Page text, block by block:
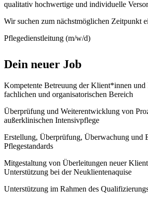
qualitativ hochwertige und individuelle
Wir suchen zum nächstmöglichen Zeitpunkt
Pflegedienstleitung (m/w/d)
Dein neuer Job
Kompetente Betreuung der Klient*innen und
fachlichen und organisatorischen Bereich
Überprüfung und Weiterentwicklung von
außerklinischen Intensivpflege
Erstellung, Überprüfung, Überwachung und
Pflegestandards
Mitgestaltung von Überleitungen neuer
Unterstützung bei der Neuklientenaquise
Unterstützung im Rahmen des